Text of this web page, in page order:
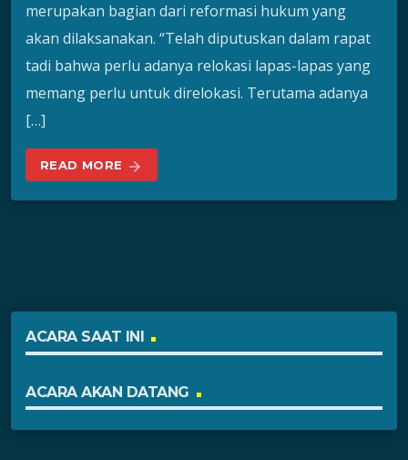
merupakan bagian dari reformasi hukum yang
akan dilaksanakan. “Telah diputuskan dalam rapat
tadi bahwa perlu adanya relokasi lapas-lapas yang
memang perlu untuk direlokasi. Terutama adanya
[…]
READ MORE arrow_forward
ACARA SAAT INI
ACARA AKAN DATANG